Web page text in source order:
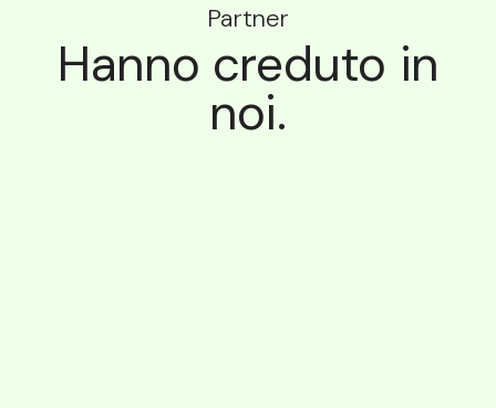
Partner
Hanno creduto in
noi.